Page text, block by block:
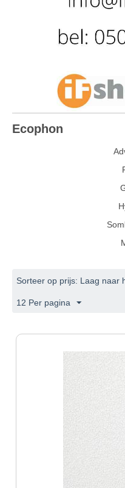
Ecophon
Sorteer op prijs: Laag naar
12 Per pagina